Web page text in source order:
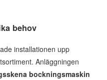
behov
installationen upp
Anläggningen
bockningsmaskin